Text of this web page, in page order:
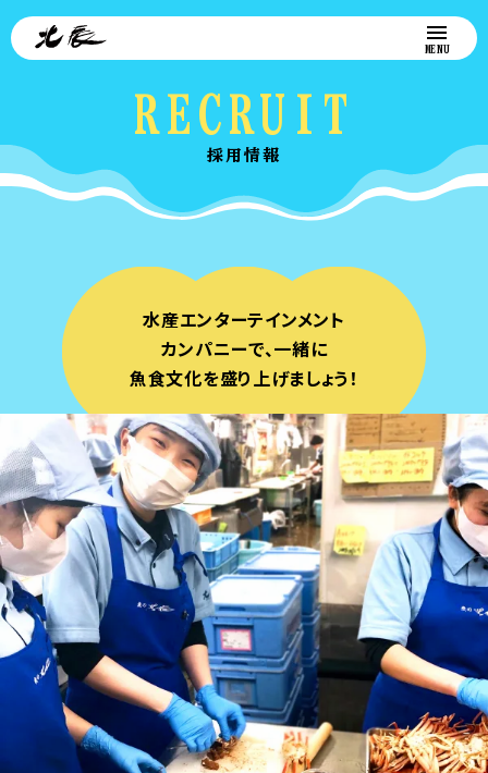
RECRUIT
採用情報
水産エンターテインメント
カンパニーで、一緒に
魚食文化を盛り上げましょう！